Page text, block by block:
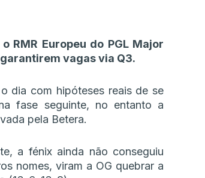
RMR Europeu do PGL Major
garantirem vagas via Q3.
dia com hipóteses reais de se
fase seguinte, no entanto a
pela Betera.
a fénix ainda não conseguiu
nomes, viram a OG quebrar a